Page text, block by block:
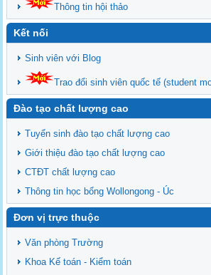
Thông tin hội thảo
Kết nối
Sinh viên với Blog
Trao đổi sinh viên quốc tế (student
Đào tạo chất lượng cao
Tuyển sinh đào tạo chất lượng cao
Giới thiệu đào tạo chất lượng cao
CTĐT chất lượng cao
Thông tin học bổng Wollongong - Úc
Đơn vị trực thuộc
Văn phòng Trường
Khoa Kế toán - Kiểm toán